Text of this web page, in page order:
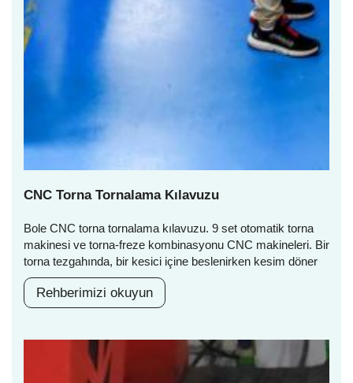
CNC Torna Tornalama Kılavuzu
Bole CNC torna tornalama kılavuzu. 9 set otomatik torna
makinesi ve torna-freze kombinasyonu CNC makineleri. Bir
torna tezgahında, bir kesici içine beslenirken kesim döner
Rehberimizi okuyun